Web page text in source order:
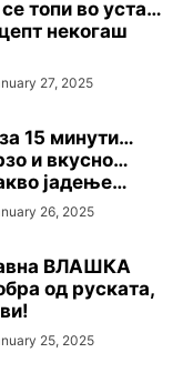
топи во уста…
некогаш
27, 2025
15 минути…
и вкусно…
јадење…
26, 2025
ВЛАШКА
од руската,
25, 2025